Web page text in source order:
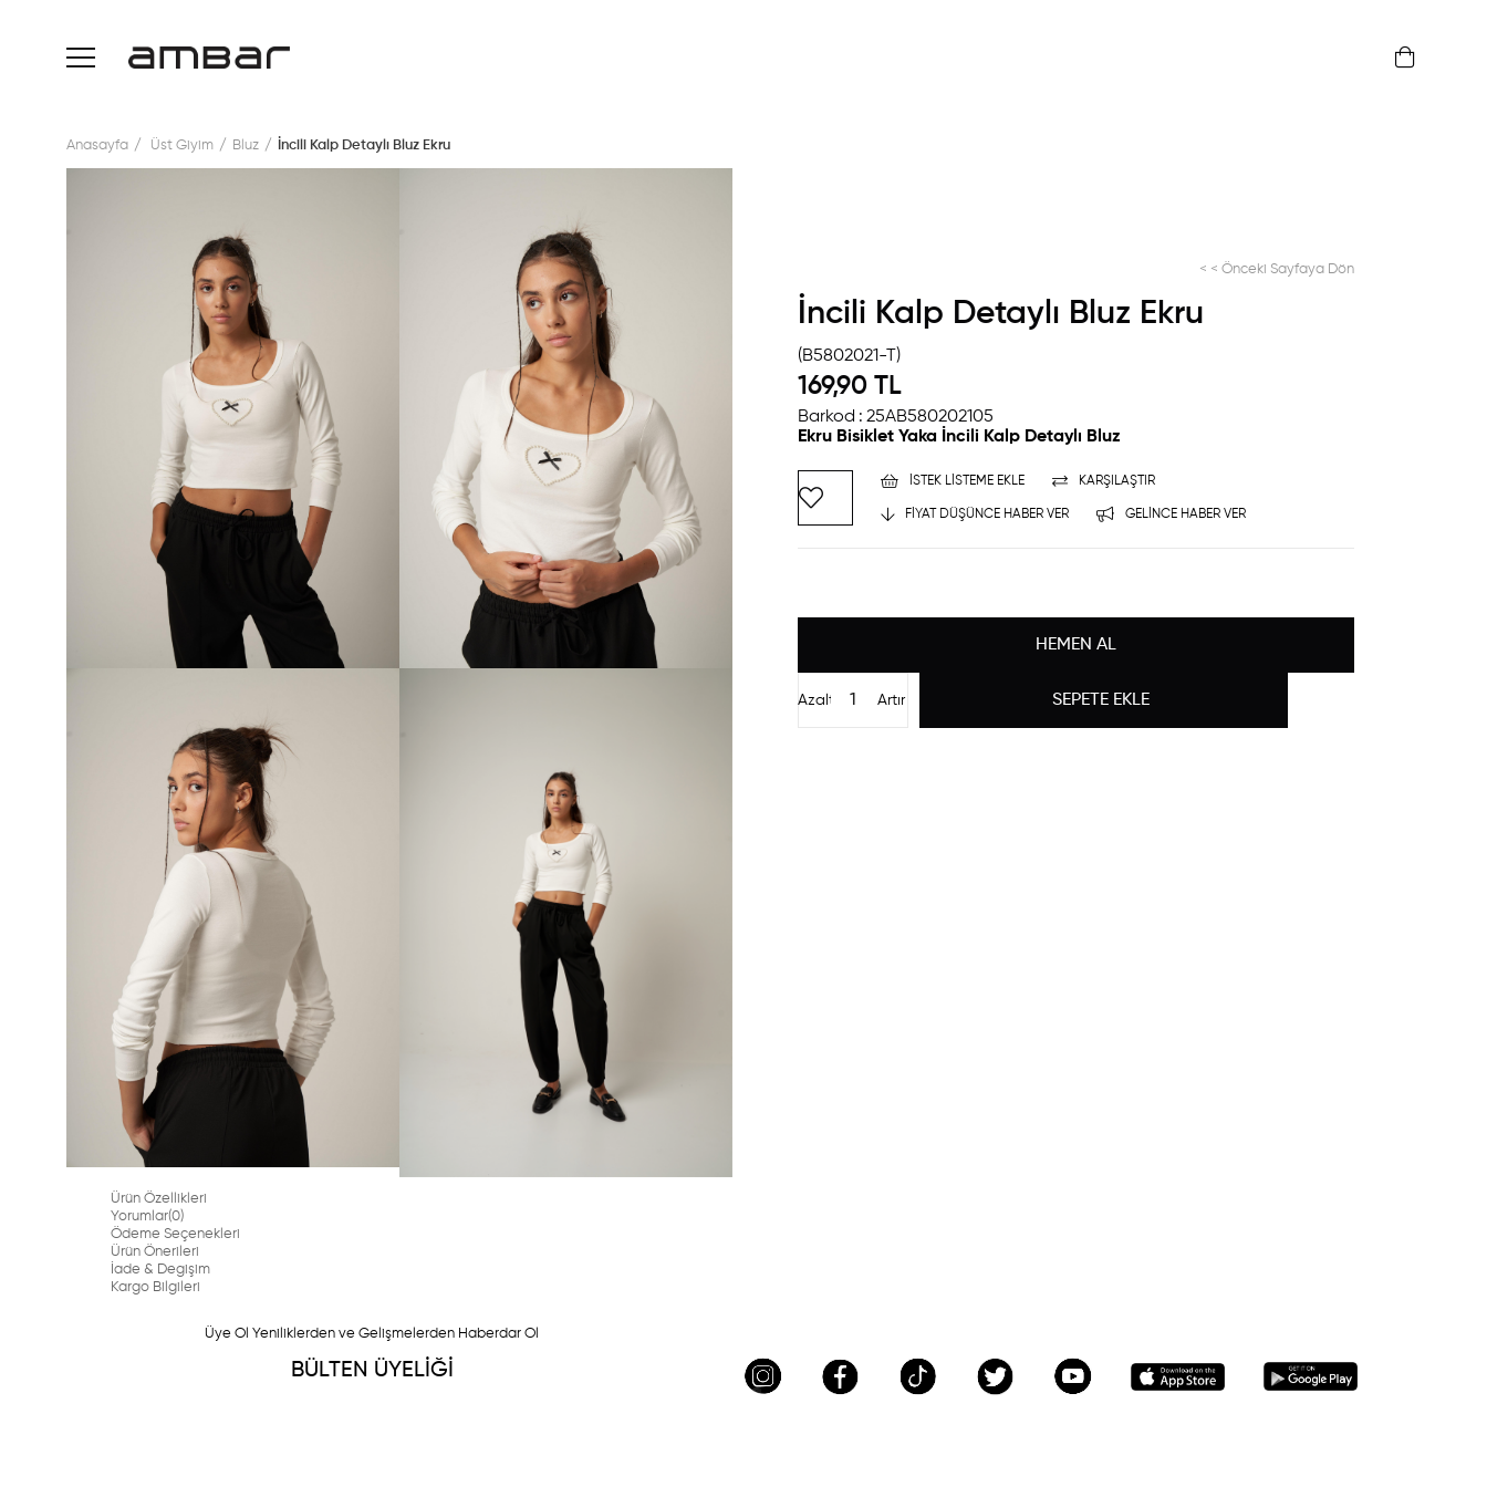
Anasayfa Üst Giyim Bluz İncili Kalp Detaylı Bluz Ekru
< < Önceki Sayfaya Dön
İncili Kalp Detaylı Bluz Ekru
(B5802021-T)
169,90 TL
Barkod : 25AB580202105
Ekru Bisiklet Yaka İncili Kalp Detaylı Bluz
İSTEK LISTEME EKLE KARŞILAŞTIR
FIYAT DÜŞÜNCE HABER VER GELINCE HABER VER
Artır
Azalt
Ürün Özellikleri
Yorumlar(0)
Ödeme Seçenekleri
Ürün Önerileri
İade & Degişim
Kargo Bilgileri
Üye Ol Yeniliklerden ve Gelişmelerden Haberdar Ol
BÜLTEN ÜYELİĞİ